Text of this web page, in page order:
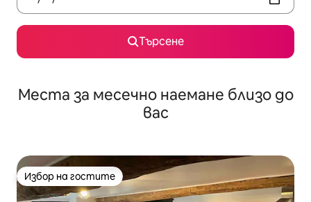
Търсене
Места за месечно наемане близо до
вас
Избор на гостите
Избор на гостите